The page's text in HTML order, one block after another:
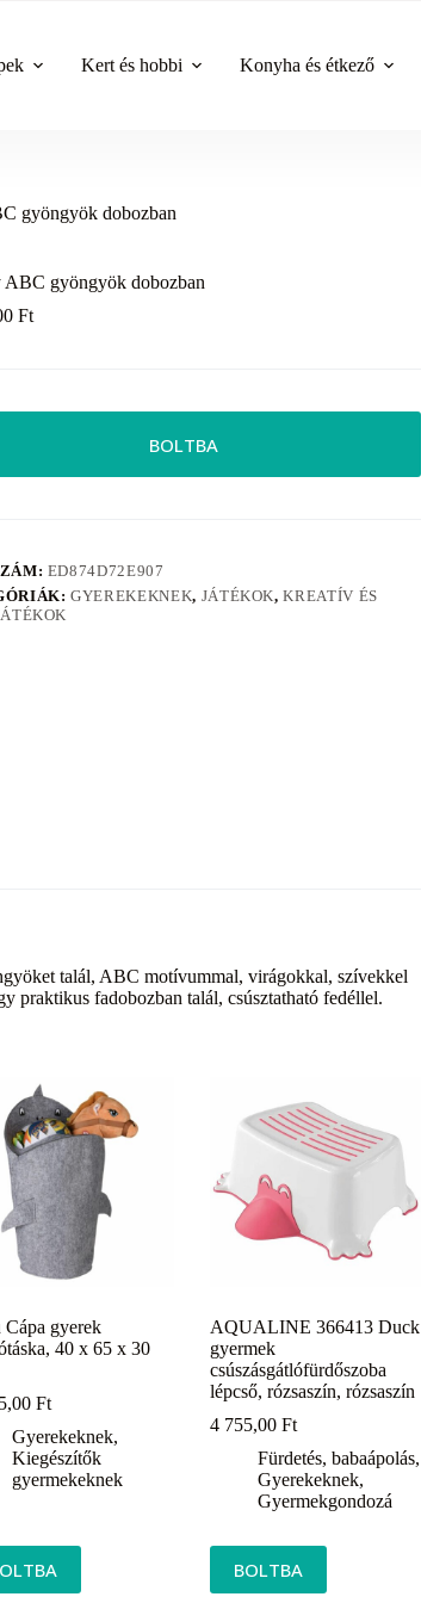
Kert és hobbi Konyha és étkező
gyöngyök dobozban
ABC gyöngyök dobozban
Ft
BOLTBA
ED874D72E907
GYEREKEKNEK, JÁTÉKOK,KREATÍV ÉS
talál, ABC motívummal, virágokkal, szívekkel
praktikus fadobozban talál, csúsztatható fedéllel.
Cápa gyerek
40 x 65 x 30
Ft
Gyerekeknek,
Kiegészítők
gyermekeknek
AQUALINE 366413 Duck
gyermek
csúszásgátlófürdőszoba
lépcső, rózsaszín, rózsaszín
4 755,00Ft
Fürdetés, babaápolás,
Gyerekeknek,
Gyermekgondozá
BOLTBA